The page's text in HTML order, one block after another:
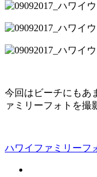
今回はビーチにもあ
ァミリーフォトを撮
ハワイファミリーフ